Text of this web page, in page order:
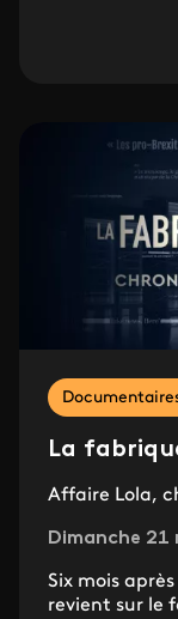
La
Affaire Lola,
Dimanche 21
Six mois
revient sur le